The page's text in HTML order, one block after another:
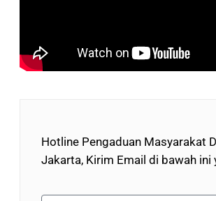
Hotline Pengaduan Masyarakat
Jakarta, Kirim Email di bawah ini